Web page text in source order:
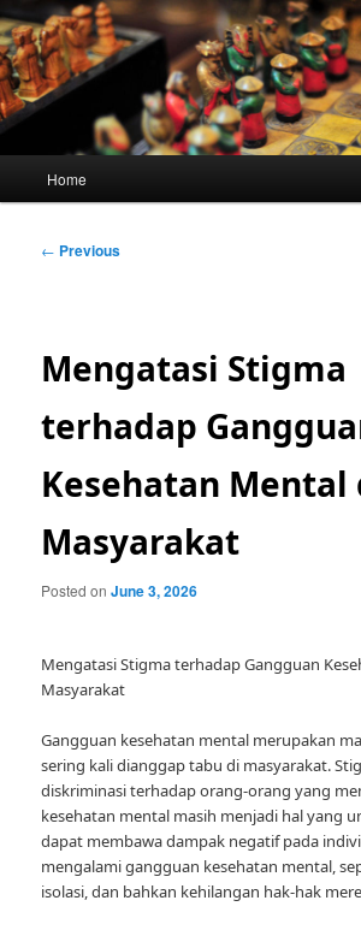
Skip
to
primary
content
Home
Post
← Previous
Mengatasi Stigma
terhadap
Kesehatan Mental
Masyarakat
Posted onJune 3, 2026
Mengatasi Stigma terhadap Gangguan
Masyarakat
Gangguan kesehatan mental merupakan
sering kali dianggap tabu di masyarakat.
diskriminasi terhadap orang-orang yang
kesehatan mental masih menjadi hal yang
dapat membawa dampak negatif pada
mengalami gangguan kesehatan mental,
isolasi, dan bahkan kehilangan hak-hak